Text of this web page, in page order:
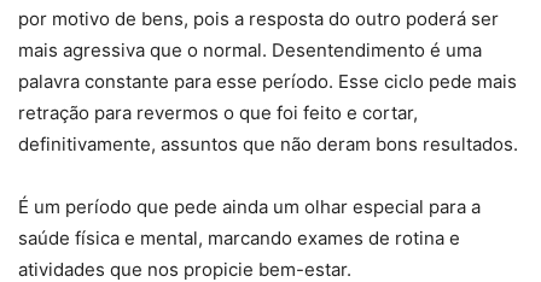
por motivo de bens, pois a resposta do outro poderá ser
mais agressiva que o normal. Desentendimento é uma
palavra constante para esse período. Esse ciclo pede mais
retração para revermos o que foi feito e cortar,
definitivamente, assuntos que não deram bons resultados.
É um período que pede ainda um olhar especial para a
saúde física e mental, marcando exames de rotina e
atividades que nos propicie bem-estar.